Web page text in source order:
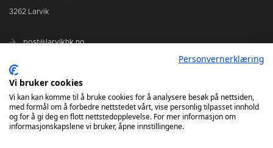
3262 Larvik
post@larvikhk.no
Personvernerklæring
Vi bruker cookies
Vi kan kan komme til å bruke cookies for å analysere besøk på nettsiden,
med formål om å forbedre nettstedet vårt, vise personlig tilpasset innhold
og for å gi deg en flott nettstedopplevelse. For mer informasjon om
informasjonskapslene vi bruker, åpne innstillingene.